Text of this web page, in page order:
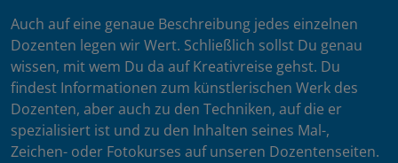
Auch auf eine genaue Beschreibung jedes einzelnen
Dozenten legen wir Wert. Schließlich sollst Du genau
wissen, mit wem Du da auf Kreativreise gehst. Du
findest Informationen zum künstlerischen Werk des
Dozenten, aber auch zu den Techniken, auf die er
spezialisiert ist und zu den Inhalten seines Mal-,
Zeichen- oder Fotokurses auf unseren Dozentenseiten.